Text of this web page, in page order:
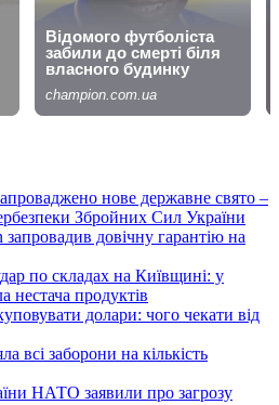
нове державне свято –
Збройних Сил України
довічну гарантію на
по складах на Київщині: у
нестача продуктів
долари: чого чекати від
всі заборони на кількість
НАТО заявили про загрозу